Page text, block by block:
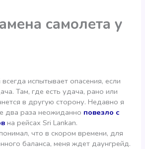
самолета у
испытывает опасения, если
Там, где есть удача, рано или
в другую сторону. Недавно я
два раза неожиданно повезло с
на рейсах Sri Lankan.
что в скором времени, для
баланса, меня ждет даунгрейд.